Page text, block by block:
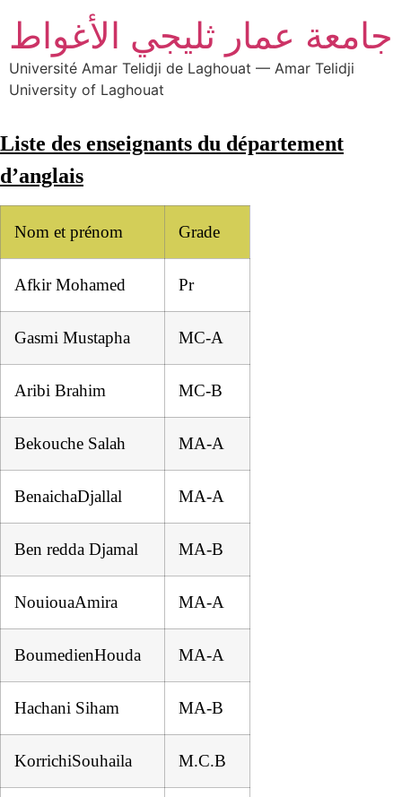
جامعة عمار ثليجي الأغواط
Université Amar Telidji de Laghouat — Amar Telidji
University of Laghouat
Liste des enseignants du département
d’anglais
Nom et prénom Grade
Afkir Mohamed Pr
Gasmi Mustapha MC-A
Aribi Brahim MC-B
Bekouche Salah MA-A
BenaichaDjallal MA-A
Ben redda Djamal MA-B
NouiouaAmira MA-A
BoumedienHouda MA-A
Hachani Siham MA-B
KorrichiSouhaila M.C.B